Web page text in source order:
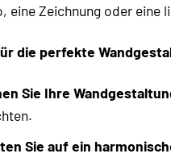
eine Zeichnung oder eine
die perfekte
Sie Ihre
Sie auf ein